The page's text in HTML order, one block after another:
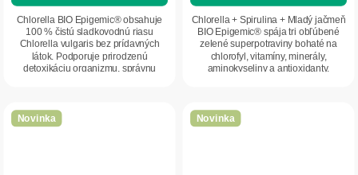
Chlorella BIO Epigemic® obsahuje
100 % čistú sladkovodnú riasu
Chlorella vulgaris bez prídavných
látok. Podporuje prirodzenú
detoxikáciu organizmu, správnu
Chlorella + Spirulina + Mladý jačmeň
BIO Epigemic® spája tri obľúbené
zelené superpotraviny bohaté na
chlorofyl, vitamíny, minerály,
aminokyseliny a antioxidanty.
Novinka Novinka